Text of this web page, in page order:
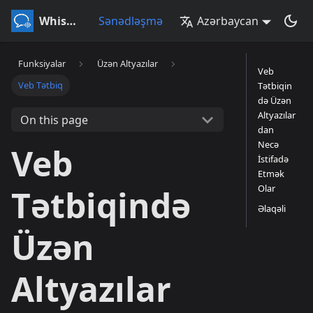
Whisperr Sənədləşmə Azərbaycan
Funksiyalar
Üzən Altyazılar
Veb Tətbiq
On this page
Veb
Tətbiqində
Üzən
Altyazılar
Veb
Tətbiqin
də Üzən
Altyazılar
dan
Necə
İstifadə
Etmək
Olar
Əlaqəli